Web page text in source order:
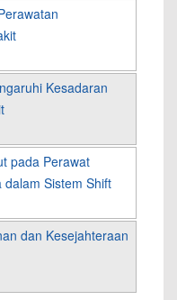
Kesadaran
pada Perawat
dalam Sistem Shift
dan Kesejahteraan